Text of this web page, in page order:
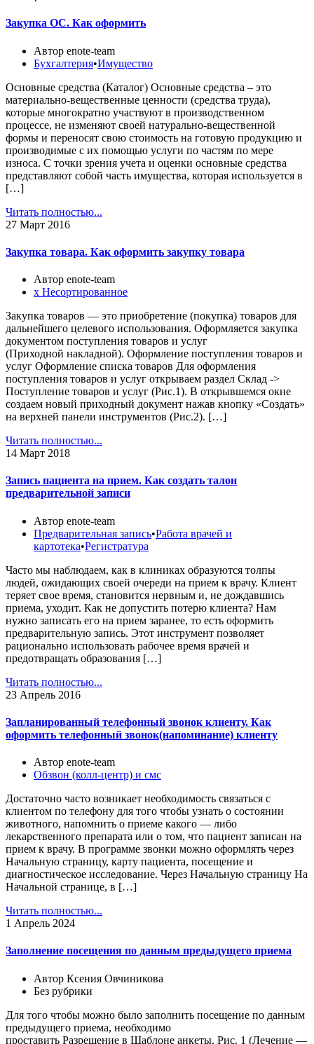
Закупка ОС. Как оформить
Автор enote-team
Бухгалтерия•Имущество
Основные средства (Каталог) Основные средства – это
материально-вещественные ценности (средства труда),
которые многократно участвуют в производственном
процессе, не изменяют своей натурально-вещественной
формы и переносят свою стоимость на готовую продукцию и
производимые с их помощью услуги по частям по мере
износа. С точки зрения учета и оценки основные средства
представляют собой часть имущества, которая используется в
[…]
Читать полностью...
27 Март 2016
Закупка товара. Как оформить закупку товара
Автор enote-team
х Несортированное
Закупка товаров — это приобретение (покупка) товаров для
дальнейшего целевого использования. Оформляется закупка
документом поступления товаров и услуг
(Приходной накладной). Оформление поступления товаров и
услуг Оформление списка товаров Для оформления
поступления товаров и услуг открываем раздел Cклад ->
Поступление товаров и услуг (Рис.1). В открывшемся окне
создаем новый приходный документ нажав кнопку «Создать»
на верхней панели инструментов (Рис.2). […]
Читать полностью...
14 Март 2018
Запись пациента на прием. Как создать талон
предварительной записи
Автор enote-team
Предварительная запись•Работа врачей и
картотека•Регистратура
Часто мы наблюдаем, как в клиниках образуются толпы
людей, ожидающих своей очереди на прием к врачу. Клиент
теряет свое время, становится нервным и, не дождавшись
приема, уходит. Как не допустить потерю клиента? Нам
нужно записать его на прием заранее, то есть оформить
предварительную запись. Этот инструмент позволяет
рационально использовать рабочее время врачей и
предотвращать образования […]
Читать полностью...
23 Апрель 2016
Запланированный телефонный звонок клиенту. Как
оформить телефонный звонок(напоминание) клиенту
Автор enote-team
Обзвон (колл-центр) и смс
Достаточно часто возникает необходимость связаться с
клиентом по телефону для того чтобы узнать о состоянии
животного, напомнить о приеме какого — либо
лекарственного препарата или о том, что пациент записан на
прием к врачу. В программе звонки можно оформлять через
Начальную страницу, карту пациента, посещение и
диагностическое исследование. Через Начальную страницу На
Начальной странице, в […]
Читать полностью...
1 Апрель 2024
Заполнение посещения по данным предыдущего приема
Автор Ксения Овчиникова
Без рубрики
Для того чтобы можно было заполнить посещение по данным
предыдущего приема, необходимо
проставить Разрешение в Шаблоне анкеты. Рис. 1 (Лечение —